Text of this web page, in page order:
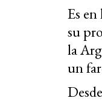
Es
su
la
un